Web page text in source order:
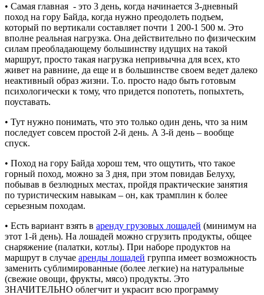
• Самая главная - это 3 день, когда начинается 3-дневный
поход на гору Байда, когда нужно преодолеть подъем,
который по вертикали составляет почти 1 200-1 500 м. Это
вполне реальная нагрузка. Она действительно по физическим
силам преобладающему большинству идущих на такой
маршрут, просто такая нагрузка непривычна для всех, кто
живет на равнине, да еще и в большинстве своем ведет далеко
неактивный образ жизни. Т.о. просто надо быть готовым
психологически к тому, что придется попотеть, попыхтеть,
поуставать.
• Тут нужно понимать, что это только один день, что за ним
последует совсем простой 2-й день. А 3-й день – вообще
спуск.
• Поход на гору Байда хорош тем, что ощутить, что такое
горный поход, можно за 3 дня, при этом повидав Белуху,
побывав в безлюдных местах, пройдя практические занятия
по туристическим навыкам – он, как трамплин к более
серьезным походам.
• Есть вариант взять в аренду грузовых лошадей (минимум на
этот 1-й день). На лошадей можно сгрузить продукты, общее
снаряжение (палатки, котлы). При наборе продуктов на
маршрут в случае аренды лошадей группа имеет возможность
заменить сублимированные (более легкие) на натуральные
(свежие овощи, фрукты, мясо) продукты. Это
ЗНАЧИТЕЛЬНО облегчит и украсит всю программу